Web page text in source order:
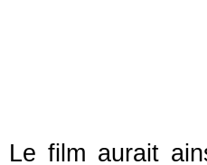
Le film aurait